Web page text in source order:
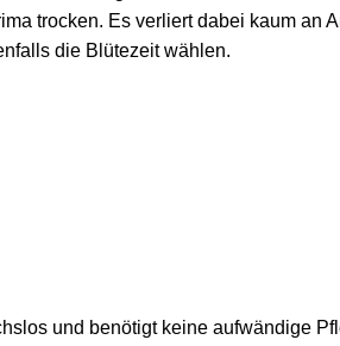
trocken. Es verliert dabei kaum an
die Blütezeit wählen.
und benötigt keine aufwändige